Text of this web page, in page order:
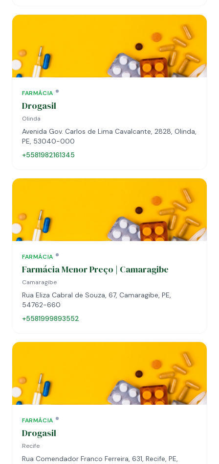
FARMÁCIA
Drogasil
Olinda
Avenida Gov. Carlos de Lima Cavalcante, 2828, Olinda,
PE, 53040-000
+5581982161345
FARMÁCIA
Farmácia Menor Preço | Camaragibe
Camaragibe
Rua Eliza Cabral de Souza, 67, Camaragibe, PE,
54762-660
+5581999893552
FARMÁCIA
Drogasil
Recife
Rua Comendador Franco Ferreira, 631, Recife, PE,